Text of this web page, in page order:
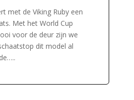
met de Viking Ruby een
Met het World Cup
voor de deur zijn we
dit model al